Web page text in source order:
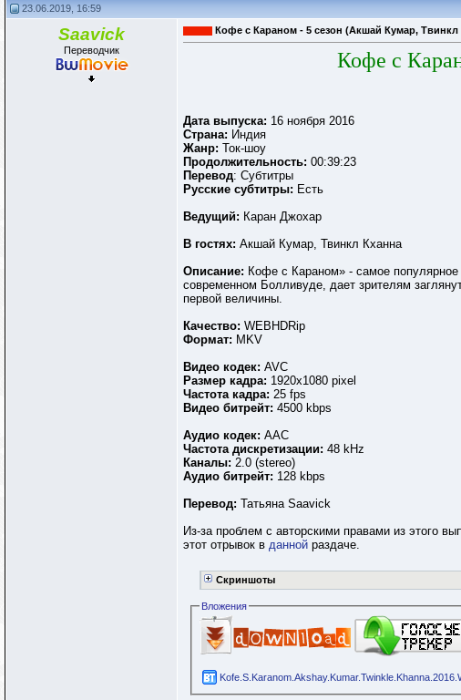
23.06.2019, 16:59
Saavick
Переводчик
Кофе с Караном - 5 сезон (Акшай Кумар, Твинкл
Кофе с
Дата выпуска: 16 ноября 2016
Страна: Индия
Жанр: Ток-шоу
Продолжительность: 00:39:23
Перевод: Субтитры
Русские субтитры: Есть
Ведущий: Каран Джохар
В гостях: Акшай Кумар, Твинкл Кханна
Описание: Кофе с Караном» - самое
современном Болливуде, дает зрителям
первой величины.
Качество: WEBHDRip
Формат: MKV
Видео кодек: AVC
Размер кадра: 1920х1080 pixel
Частота кадра: 25 fps
Видео битрейт: 4500 kbps
Аудио кодек: AAC
Частота дискретизации: 48 kHz
Каналы: 2.0 (stereo)
Аудио битрейт: 128 kbps
Перевод: Татьяна Saavick
Из-за проблем с авторскими правами из этого
этот отрывок в данной раздаче.
Скриншоты
Вложения